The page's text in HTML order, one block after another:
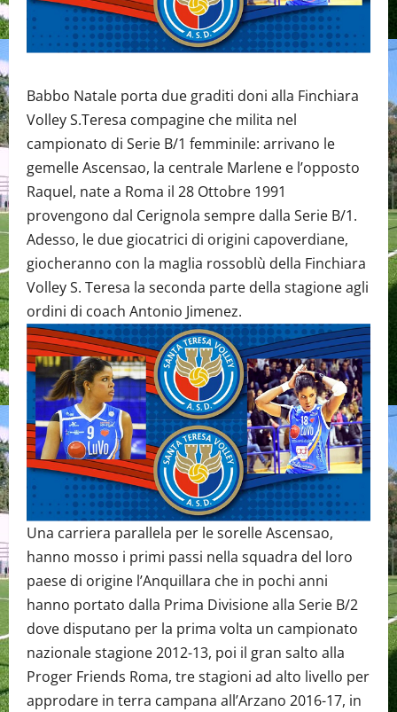
Babbo Natale porta due graditi doni alla Finchiara
Volley S.Teresa compagine che milita nel
campionato di Serie B/1 femminile: arrivano le
gemelle Ascensao, la centrale Marlene e l’opposto
Raquel, nate a Roma il 28 Ottobre 1991
provengono dal Cerignola sempre dalla Serie B/1.
Adesso, le due giocatrici di origini capoverdiane,
giocheranno con la maglia rossoblù della Finchiara
Volley S. Teresa la seconda parte della stagione agli
ordini di coach Antonio Jimenez.
Una carriera parallela per le sorelle Ascensao,
hanno mosso i primi passi nella squadra del loro
paese di origine l’Anquillara che in pochi anni
hanno portato dalla Prima Divisione alla Serie B/2
dove disputano per la prima volta un campionato
nazionale stagione 2012-13, poi il gran salto alla
Proger Friends Roma, tre stagioni ad alto livello per
approdare in terra campana all’Arzano 2016-17, in